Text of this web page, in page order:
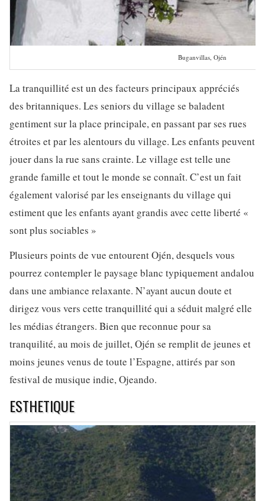
Buganvillas, Ojén
La tranquillité est un des facteurs principaux appréciés
des britanniques. Les seniors du village se baladent
gentiment sur la place principale, en passant par ses rues
étroites et par les alentours du village. Les enfants peuvent
jouer dans la rue sans crainte. Le village est telle une
grande famille et tout le monde se connaît. C’est un fait
également valorisé par les enseignants du village qui
estiment que les enfants ayant grandis avec cette liberté «
sont plus sociables »
Plusieurs points de vue entourent Ojén, desquels vous
pourrez contempler le paysage blanc typiquement andalou
dans une ambiance relaxante. N’ayant aucun doute et
dirigez vous vers cette tranquillité qui a séduit malgré elle
les médias étrangers. Bien que reconnue pour sa
tranquilité, au mois de juillet, Ojén se remplit de jeunes et
moins jeunes venus de toute l’Espagne, attirés par son
festival de musique indie, Ojeando.
ESTHETIQUE